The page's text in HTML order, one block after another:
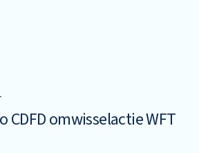
CDFD omwisselactie WFT